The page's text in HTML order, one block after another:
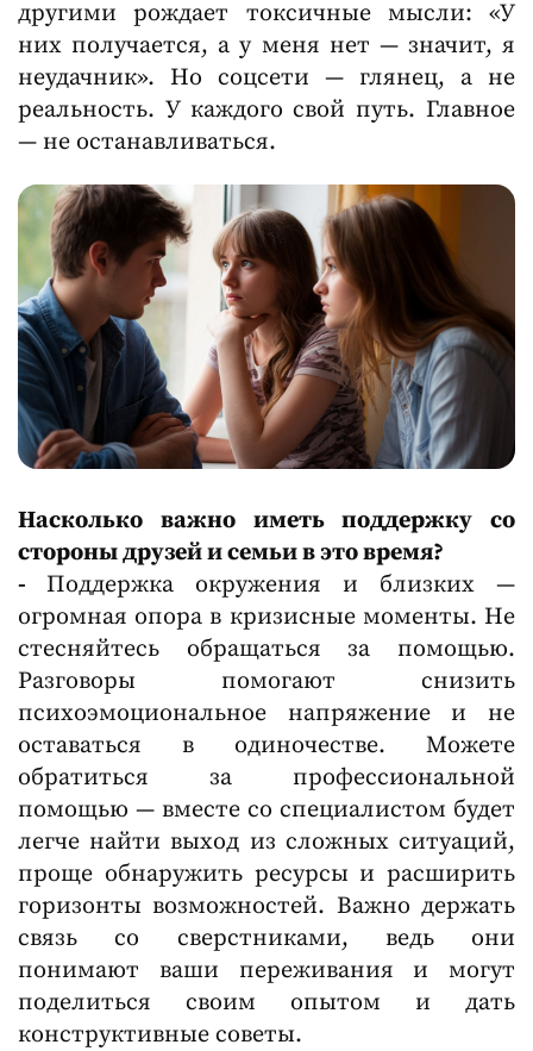
другими рождает токсичные мысли: «У
них получается, а у меня нет — значит, я
неудачник». Но соцсети — глянец, а не
реальность. У каждого свой путь. Главное
— не останавливаться.
Насколько важно иметь поддержку со
стороны друзей и семьи в это время?
- Поддержка окружения и близких —
огромная опора в кризисные моменты. Не
стесняйтесь обращаться за помощью.
Разговоры помогают снизить
психоэмоциональное напряжение и не
оставаться в одиночестве. Можете
обратиться за профессиональной
помощью — вместе со специалистом будет
легче найти выход из сложных ситуаций,
проще обнаружить ресурсы и расширить
горизонты возможностей. Важно держать
связь со сверстниками, ведь они
понимают ваши переживания и могут
поделиться своим опытом и дать
конструктивные советы.